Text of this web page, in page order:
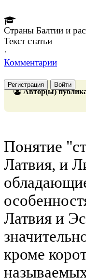
Страны Балтии и
Текст статьи
·
Комментарии
Регистрация Войти
Автор(ы)
Понятие
Латвия, и
Латвия и
кроме